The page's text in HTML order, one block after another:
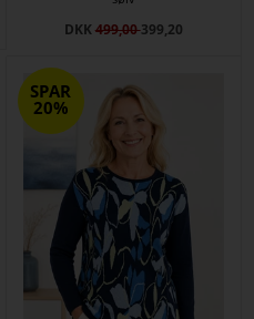
DKK499,00399,20
SPAR
20%